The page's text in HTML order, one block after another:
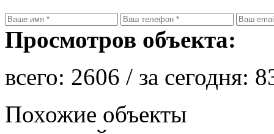
Просмотров объекта:
всего: 2606 / за сегодня:
Похожие объекты